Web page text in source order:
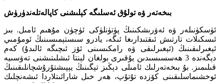
بىخەتەر ۋە تولۇق ئەسلىگە كېلىشنى كاپالەتلەندۈرۈش
ئۈسكۈنىلەر ۋە ئەۋرىشكىنىڭ پۈتۈنلۈكى ئۈچۈن مۇھىم ئامىل. بىز
ئىسكىلات تارتىش ئىقتىدارىغا ئىگە، يادرو سىستېمىسىنىڭ ئومۇمىي
ئېغىرلىقىنىڭ (ئېغىرلىقى ۋە رامكىسىنى ئۆز ئىچىگە ئالىدۇ) كەم
دېگەندە 3 ھەسسىسىدىن يۇقىرى بولغان لېنتا ئىشلىتىشنى تەۋسىيە
قىلىمىز. بۇ بىخەتەرلىك ئامىلى دېڭىز تېگىنىڭ يېپىشتۇرۇشچانلىقىنىڭ
ئوخشىماسلىقىنى كۆزدە تۇتۇپ، ھەر خىل شارائىتلاردا ئىشەنچلىك